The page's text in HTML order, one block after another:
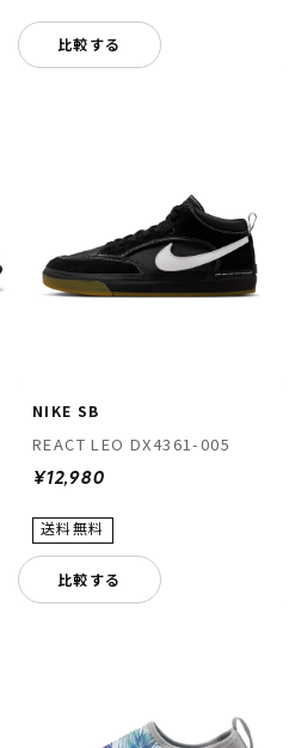
比較する
NIKE SB
REACT LEO DX4361-005
¥12,980
比較する